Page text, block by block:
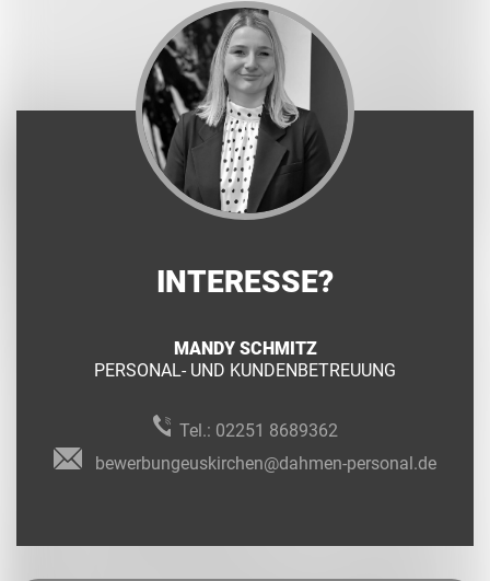
INTERESSE?
MANDY SCHMITZ
PERSONAL- UND KUNDENBETREUUNG
Tel.: 02251 8689362
bewerbungeuskirchen@dahmen-personal.de